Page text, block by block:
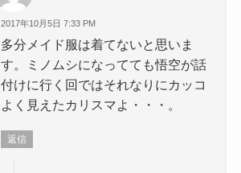
2017年10月5日 7:33 PM
多分メイド服は着てないと思いま
す。ミノムシになってても悟空が話
付けに行く回ではそれなりにカッコ
よく見えたカリスマよ・・・。
返信